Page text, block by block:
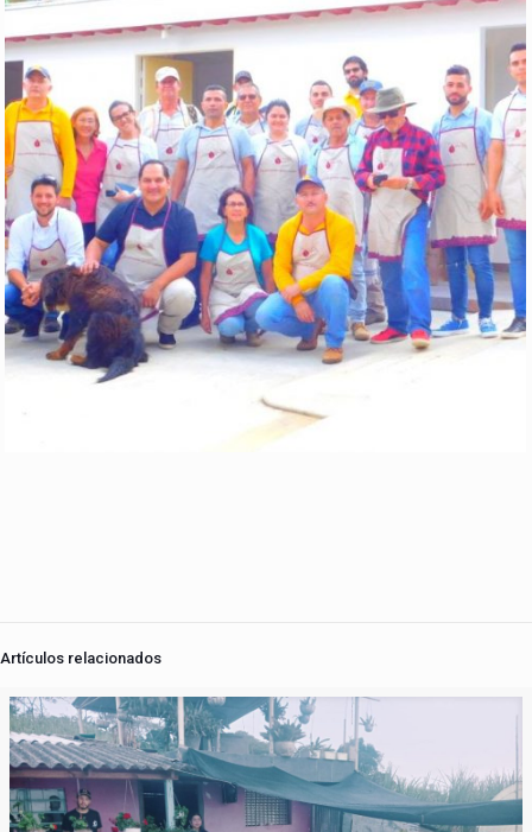
Artículos relacionados